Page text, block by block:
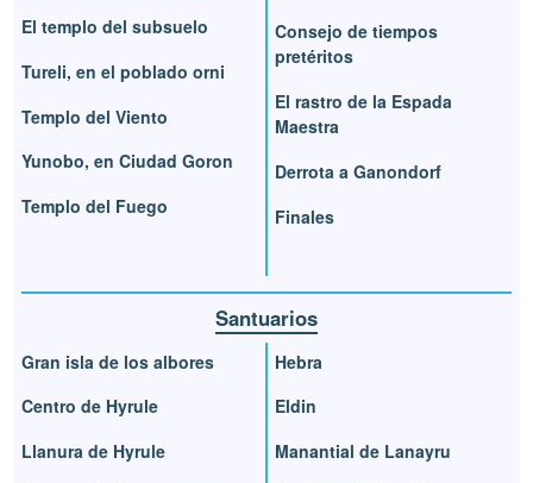
El templo del subsuelo
Tureli, en el poblado orni
Templo del Viento
Yunobo, en Ciudad Goron
Templo del Fuego
Consejo de tiempos
pretéritos
El rastro de la Espada
Maestra
Derrota a Ganondorf
Finales
Santuarios
Gran isla de los albores
Centro de Hyrule
Llanura de Hyrule
Hebra
Eldin
Manantial de Lanayru